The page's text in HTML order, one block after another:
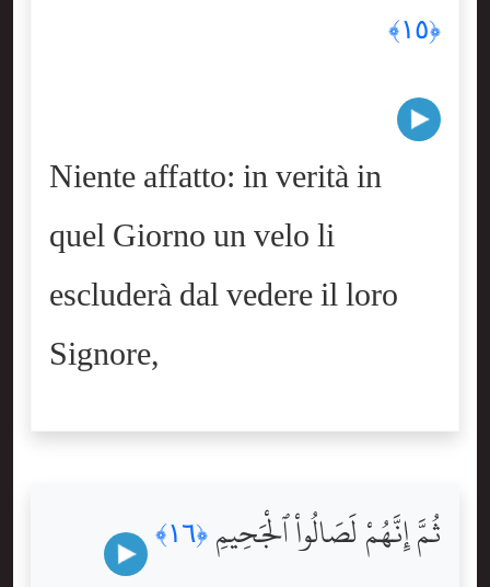
﴿١٥﴾
Niente affatto: in verità in
quel Giorno un velo li
escluderà dal vedere il loro
Signore,
ثُمَّ إِنَّهُمْ لَصَالُواْ ٱلْجَحِيمِ ﴿١٦﴾